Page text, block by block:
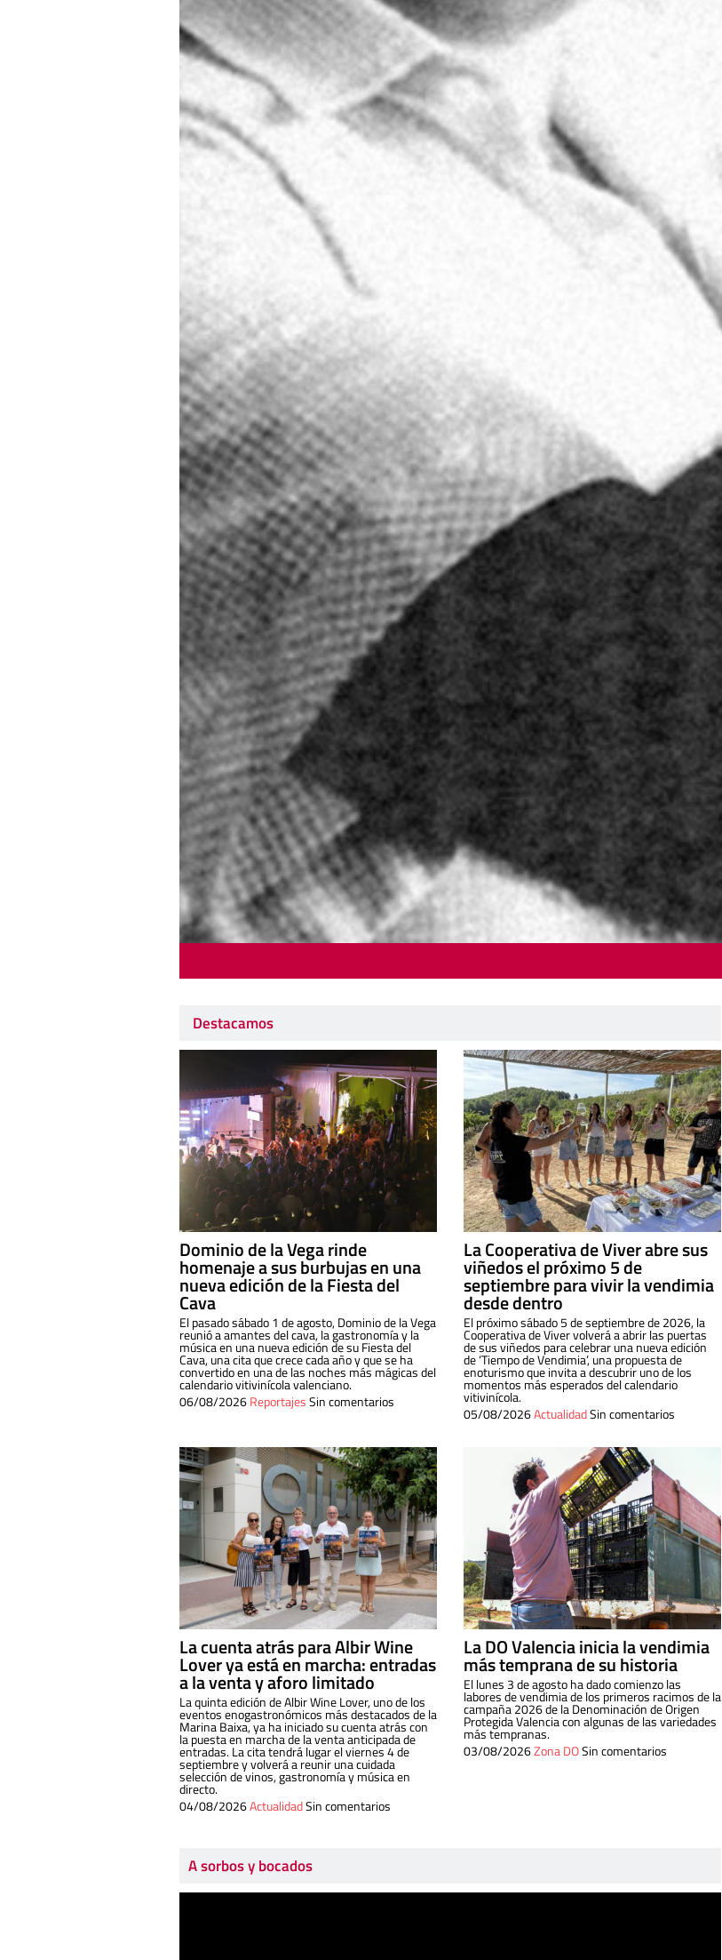
Destacamos
Dominio de la Vega rinde
homenaje a sus burbujas en una
nueva edición de la Fiesta del
Cava
El pasado sábado 1 de agosto, Dominio de la Vega
reunió a amantes del cava, la gastronomía y la
música en una nueva edición de su Fiesta del
Cava, una cita que crece cada año y que se ha
convertido en una de las noches más mágicas del
calendario vitivinícola valenciano.
06/08/2026ReportajesSin comentarios
La Cooperativa de Viver abre sus
viñedos el próximo 5 de
septiembre para vivir la vendimia
desde dentro
El próximo sábado 5 de septiembre de 2026, la
Cooperativa de Viver volverá a abrir las puertas
de sus viñedos para celebrar una nueva edición
de ‘Tiempo de Vendimia’, una propuesta de
enoturismo que invita a descubrir uno de los
momentos más esperados del calendario
vitivinícola.
05/08/2026ActualidadSin comentarios
La cuenta atrás para Albir Wine
Lover ya está en marcha: entradas
a la venta y aforo limitado
La quinta edición de Albir Wine Lover, uno de los
eventos enogastronómicos más destacados de la
Marina Baixa, ya ha iniciado su cuenta atrás con
la puesta en marcha de la venta anticipada de
entradas. La cita tendrá lugar el viernes 4 de
septiembre y volverá a reunir una cuidada
selección de vinos, gastronomía y música en
directo.
04/08/2026ActualidadSin comentarios
La DO Valencia inicia la vendimia
más temprana de su historia
El lunes 3 de agosto ha dado comienzo las
labores de vendimia de los primeros racimos de la
campaña 2026 de la Denominación de Origen
Protegida Valencia con algunas de las variedades
más tempranas.
03/08/2026Zona DOSin comentarios
A sorbos y bocados